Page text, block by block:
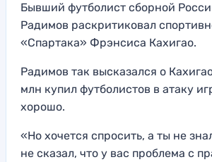
Бывший футболист сборной
Радимов раскритиковал
«Спартака» Фрэнсиса Кахигао.
Радимов так высказался о
млн купил футболистов в атаку
хорошо.
«Но хочется спросить, а ты не
не сказал, что у вас проблема с